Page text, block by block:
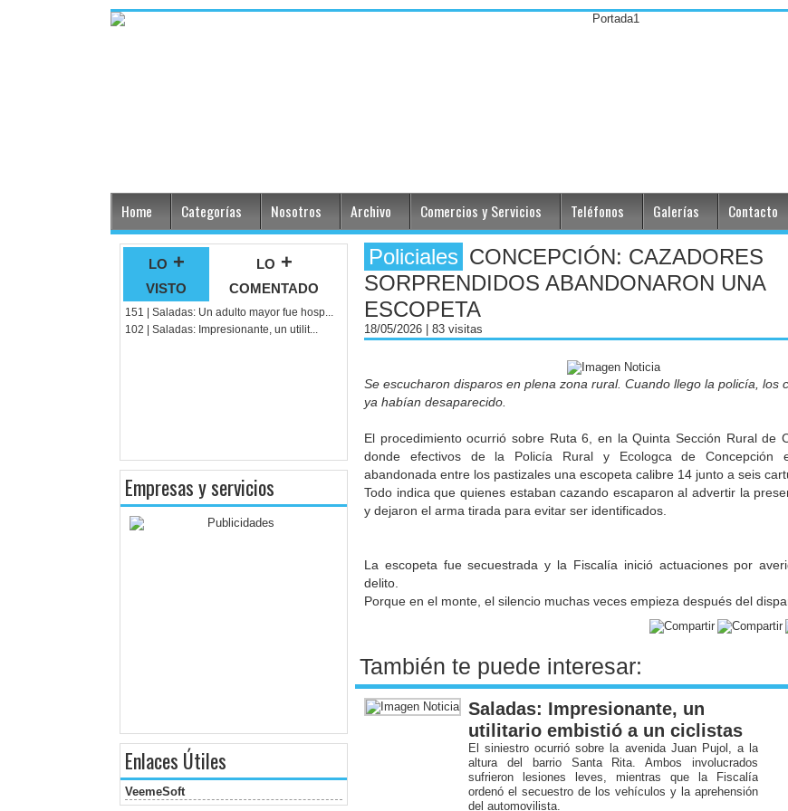
Home Categorías Nosotros Archivo Comercios y Servicios Teléfonos Galerías Contacto
lo +
visto
lo +
comentado
151 | Saladas: Un adulto mayor fue hosp...
102 | Saladas: Impresionante, un utilit...
Empresas y servicios
Enlaces Útiles
VeemeSoft
Policiales CONCEPCIÓN: CAZADORES
SORPRENDIDOS ABANDONARON UNA
ESCOPETA
18/05/2026 | 83 visitas
Se escucharon disparos en plena zona rural. Cuando llego la policía, los
ya habían desaparecido.
El procedimiento ocurrió sobre Ruta 6, en la Quinta Sección Rural de
donde efectivos de la Policía Rural y Ecologca de Concepción
abandonada entre los pastizales una escopeta calibre 14 junto a seis
Todo indica que quienes estaban cazando escaparon al advertir la
y dejaron el arma tirada para evitar ser identificados.
La escopeta fue secuestrada y la Fiscalía inició actuaciones por
delito.
Porque en el monte, el silencio muchas veces empieza después del
También te puede interesar:
Saladas: Impresionante, un
utilitario embistió a un ciclistas
El siniestro ocurrió sobre la avenida Juan Pujol, a la
altura del barrio Santa Rita. Ambos involucrados
sufrieron lesiones leves, mientras que la Fiscalía
ordenó el secuestro de los vehículos y la aprehensión
del automovilista.